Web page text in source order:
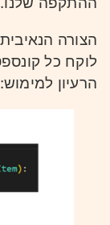
הצורה
לוקח כל
הרעיון למימוש: